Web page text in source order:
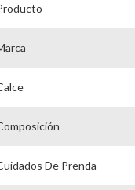
De Prenda